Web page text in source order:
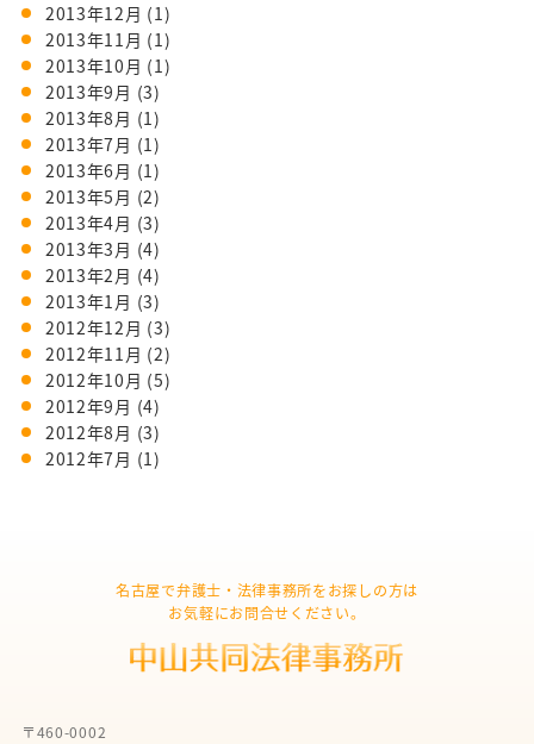
2013年12月 (1)
2013年11月 (1)
2013年10月 (1)
2013年9月 (3)
2013年8月 (1)
2013年7月 (1)
2013年6月 (1)
2013年5月 (2)
2013年4月 (3)
2013年3月 (4)
2013年2月 (4)
2013年1月 (3)
2012年12月 (3)
2012年11月 (2)
2012年10月 (5)
2012年9月 (4)
2012年8月 (3)
2012年7月 (1)
名古屋で弁護士・法律事務所をお探しの方は
お気軽にお問合せください。
〒460-0002